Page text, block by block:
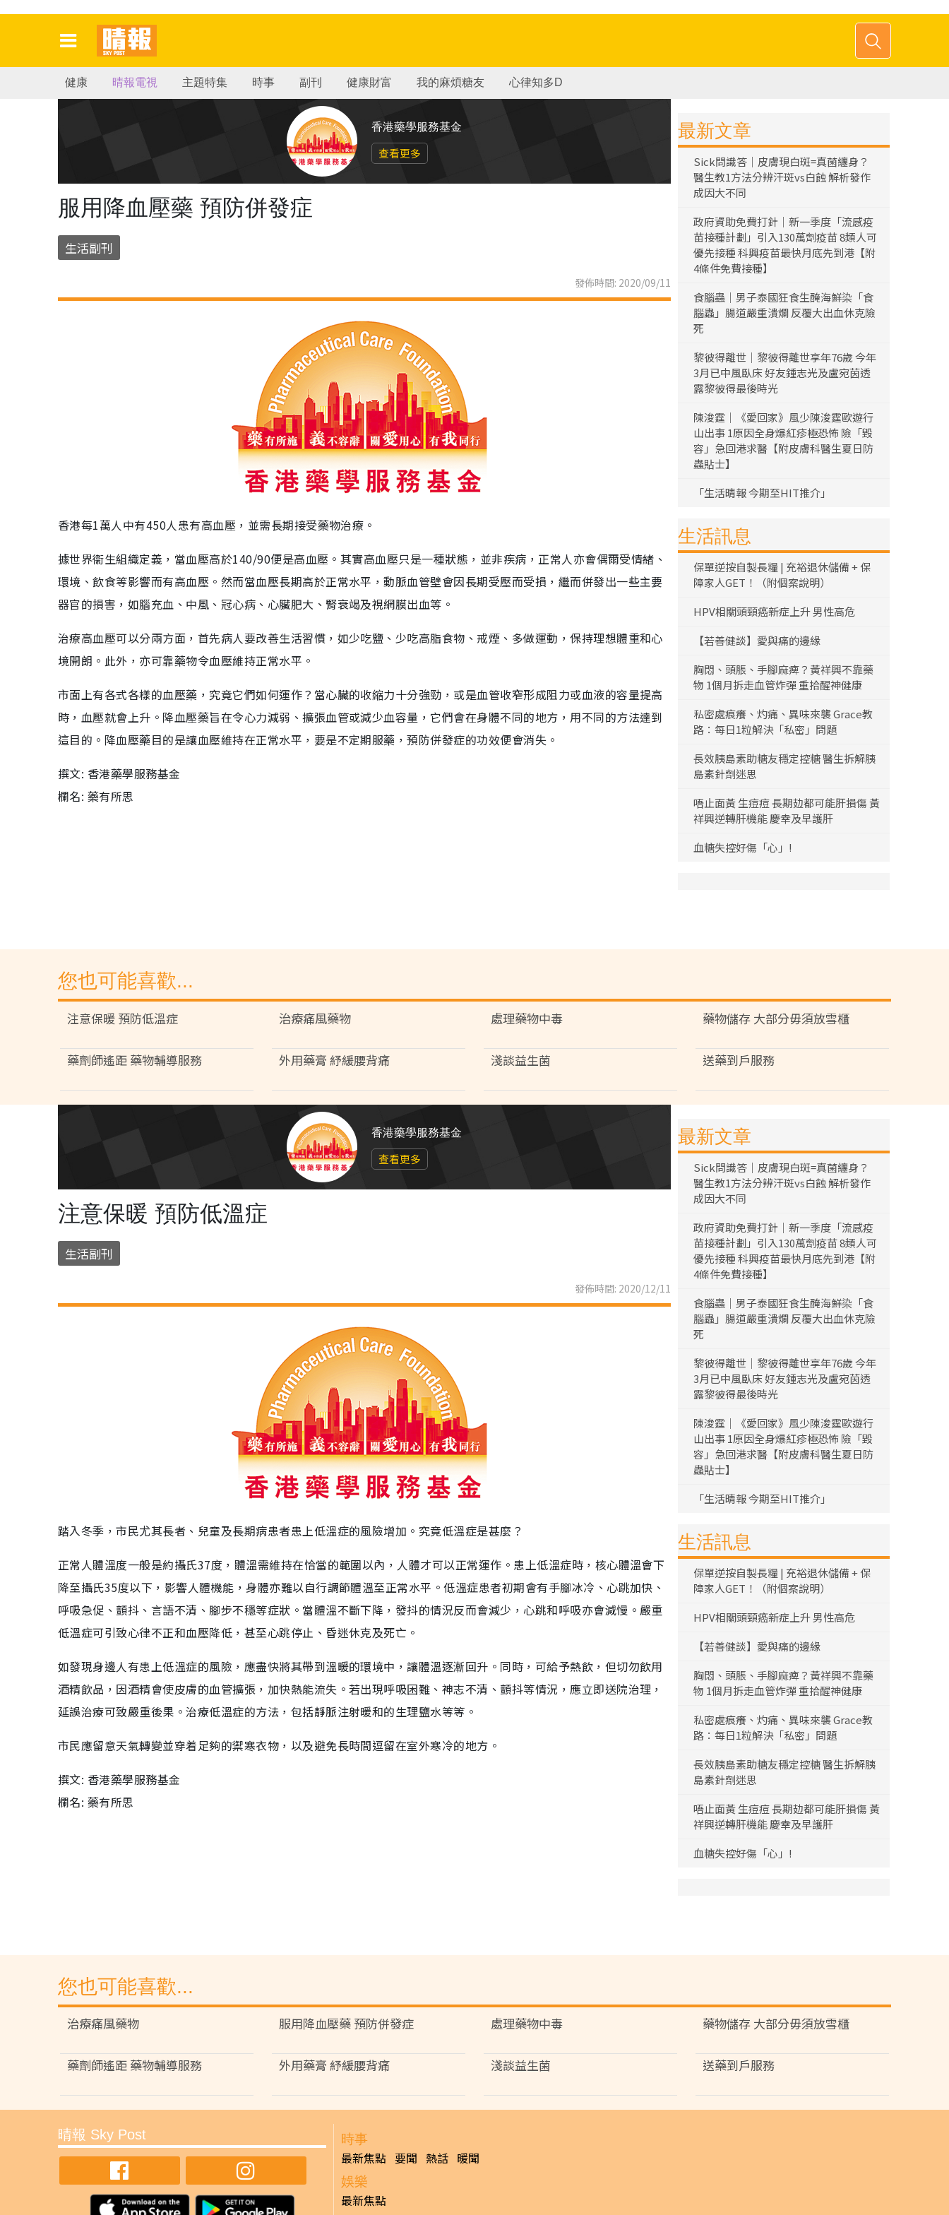
健康 晴報電視 主題特集 時事 副刊 健康財富 我的麻煩糖友 心律知多D
香港藥學服務基金
查看更多
服用降血壓藥 預防併發症
生活副刊
發佈時間: 2020/09/11
香港每1萬人中有450人患有高血壓，並需長期接受藥物治療。
據世界衞生組織定義，當血壓高於140/90便是高血壓。其實高血壓只是一種狀態，並非疾病，正常人亦會偶爾受情緒、
環境、飲食等影響而有高血壓。然而當血壓長期高於正常水平，動脈血管壁會因長期受壓而受損，繼而併發出一些主要
器官的損害，如腦充血、中風、冠心病、心臟肥大、腎衰竭及視網膜出血等。
治療高血壓可以分兩方面，首先病人要改善生活習慣，如少吃鹽、少吃高脂食物、戒煙、多做運動，保持理想體重和心
境開朗。此外，亦可靠藥物令血壓維持正常水平。
市面上有各式各樣的血壓藥，究竟它們如何運作？當心臟的收縮力十分強勁，或是血管收窄形成阻力或血液的容量提高
時，血壓就會上升。降血壓藥旨在令心力減弱、擴張血管或減少血容量，它們會在身體不同的地方，用不同的方法達到
這目的。降血壓藥目的是讓血壓維持在正常水平，要是不定期服藥，預防併發症的功效便會消失。
撰文: 香港藥學服務基金
欄名: 藥有所思
最新文章
Sick問識答｜皮膚現白斑=真菌纏身？
醫生教1方法分辨汗斑vs白蝕 解析發作
成因大不同
政府資助免費打針｜新一季度「流感疫
苗接種計劃」引入130萬劑疫苗 8類人可
優先接種 科興疫苗最快月底先到港【附
4條件免費接種】
食腦蟲｜男子泰國狂食生醃海鮮染「食
腦蟲」腸道嚴重潰爛 反覆大出血休克險
死
黎彼得離世｜黎彼得離世享年76歲 今年
3月已中風臥床 好友鍾志光及盧宛茵透
露黎彼得最後時光
陳浚霆｜《愛回家》風少陳浚霆歐遊行
山出事 1原因全身爆紅疹極恐怖 險「毀
容」急回港求醫【附皮膚科醫生夏日防
蟲貼士】
「生活晴報 今期至HIT推介」
生活訊息
保單逆按自製長糧 | 充裕退休儲備 + 保
障家人GET！（附個案說明）
HPV相關頭頸癌新症上升 男性高危
【若善健談】愛與痛的邊緣
胸悶、頭脹、手腳麻痺？黃祥興不靠藥
物 1個月拆走血管炸彈 重拾醒神健康
私密處痕癢、灼痛、異味來襲 Grace教
路：每日1粒解決「私密」問題
長效胰島素助糖友穩定控糖 醫生拆解胰
島素針劑迷思
唔止面黃 生痘痘 長期攰都可能肝損傷 黃
祥興逆轉肝機能 慶幸及早護肝
血糖失控好傷「心」!
您也可能喜歡...
注意保暖 預防低溫症 治療痛風藥物 處理藥物中毒 藥物儲存 大部分毋須放雪櫃
藥劑師遙距 藥物輔導服務 外用藥膏 紓緩腰背痛 淺談益生菌 送藥到戶服務
香港藥學服務基金
查看更多
注意保暖 預防低溫症
生活副刊
發佈時間: 2020/12/11
踏入冬季，市民尤其長者、兒童及長期病患者患上低溫症的風險增加。究竟低溫症是甚麼？
正常人體溫度一般是約攝氏37度，體溫需維持在恰當的範圍以內，人體才可以正常運作。患上低溫症時，核心體溫會下
降至攝氏35度以下，影響人體機能，身體亦難以自行調節體溫至正常水平。低溫症患者初期會有手腳冰冷、心跳加快、
呼吸急促、顫抖、言語不清、腳步不穩等症狀。當體溫不斷下降，發抖的情況反而會減少，心跳和呼吸亦會減慢。嚴重
低溫症可引致心律不正和血壓降低，甚至心跳停止、昏迷休克及死亡。
如發現身邊人有患上低溫症的風險，應盡快將其帶到溫暖的環境中，讓體溫逐漸回升。同時，可給予熱飲，但切勿飲用
酒精飲品，因酒精會使皮膚的血管擴張，加快熱能流失。若出現呼吸困難、神志不清、顫抖等情況，應立即送院治理，
延誤治療可致嚴重後果。治療低溫症的方法，包括靜脈注射暖和的生理鹽水等等。
市民應留意天氣轉變並穿着足夠的禦寒衣物，以及避免長時間逗留在室外寒冷的地方。
撰文: 香港藥學服務基金
欄名: 藥有所思
最新文章
Sick問識答｜皮膚現白斑=真菌纏身？
醫生教1方法分辨汗斑vs白蝕 解析發作
成因大不同
政府資助免費打針｜新一季度「流感疫
苗接種計劃」引入130萬劑疫苗 8類人可
優先接種 科興疫苗最快月底先到港【附
4條件免費接種】
食腦蟲｜男子泰國狂食生醃海鮮染「食
腦蟲」腸道嚴重潰爛 反覆大出血休克險
死
黎彼得離世｜黎彼得離世享年76歲 今年
3月已中風臥床 好友鍾志光及盧宛茵透
露黎彼得最後時光
陳浚霆｜《愛回家》風少陳浚霆歐遊行
山出事 1原因全身爆紅疹極恐怖 險「毀
容」急回港求醫【附皮膚科醫生夏日防
蟲貼士】
「生活晴報 今期至HIT推介」
生活訊息
保單逆按自製長糧 | 充裕退休儲備 + 保
障家人GET！（附個案說明）
HPV相關頭頸癌新症上升 男性高危
【若善健談】愛與痛的邊緣
胸悶、頭脹、手腳麻痺？黃祥興不靠藥
物 1個月拆走血管炸彈 重拾醒神健康
私密處痕癢、灼痛、異味來襲 Grace教
路：每日1粒解決「私密」問題
長效胰島素助糖友穩定控糖 醫生拆解胰
島素針劑迷思
唔止面黃 生痘痘 長期攰都可能肝損傷 黃
祥興逆轉肝機能 慶幸及早護肝
血糖失控好傷「心」!
您也可能喜歡...
治療痛風藥物 服用降血壓藥 預防併發症 處理藥物中毒 藥物儲存 大部分毋須放雪櫃
藥劑師遙距 藥物輔導服務 外用藥膏 紓緩腰背痛 淺談益生菌 送藥到戶服務
晴報 Sky Post 時事
最新焦點 要聞 熱話 暖聞
娛樂
最新焦點